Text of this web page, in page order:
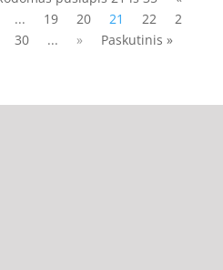
... 19 20 21 22
2
30 ... » Paskutinis »